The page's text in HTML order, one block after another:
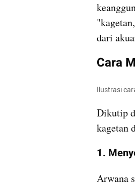
dari
Cara
Ilustrasi
Dikutip
kagetan
1.
Arwana